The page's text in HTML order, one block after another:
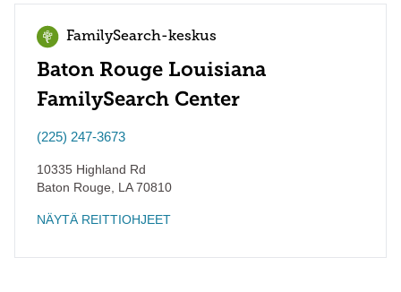
FamilySearch-keskus
Baton Rouge Louisiana
FamilySearch Center
(225) 247-3673
10335 Highland Rd
Baton Rouge
LA70810
NÄYTÄ REITTIOHJEET